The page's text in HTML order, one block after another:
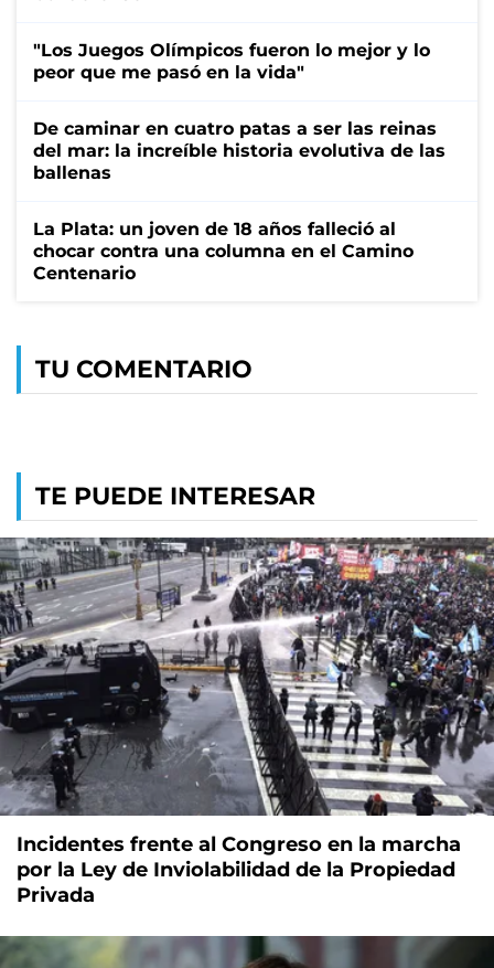
"Los Juegos Olímpicos fueron lo mejor y lo
peor que me pasó en la vida"
De caminar en cuatro patas a ser las reinas
del mar: la increíble historia evolutiva de las
ballenas
La Plata: un joven de 18 años falleció al
chocar contra una columna en el Camino
Centenario
TU COMENTARIO
TE PUEDE INTERESAR
Incidentes frente al Congreso en la marcha
por la Ley de Inviolabilidad de la Propiedad
Privada